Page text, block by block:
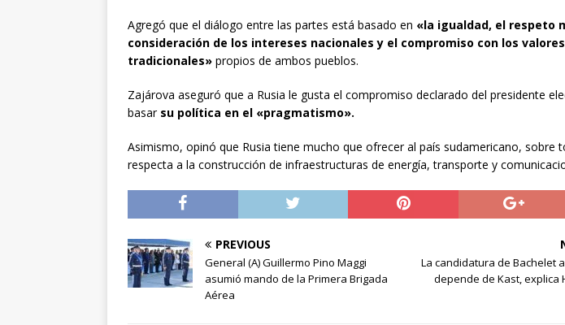
Agregó que el diálogo entre las partes está basado en «la igualdad, el respeto
consideración de los intereses nacionales y el compromiso con los valores
tradicionales» propios de ambos pueblos.
Zajárova aseguró que a Rusia le gusta el compromiso declarado del presidente
basarsu política en el «pragmatismo».
Asimismo, opinó que Rusia tiene mucho que ofrecer al país sudamericano, sobre
respecta a la construcción de infraestructuras de energía, transporte y
PREVIOUS
General (A) Guillermo Pino Maggi
asumió mando de la Primera Brigada
Aérea
La candidatura de Bachelet
depende de Kast, explica